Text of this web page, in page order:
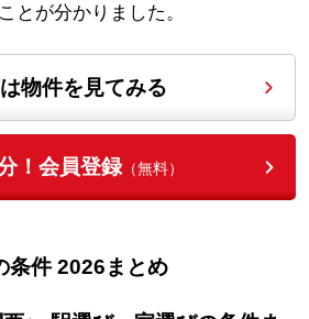
とが分かりました。
物件を見てみる
！会員登録（無料）
条件 2026まとめ